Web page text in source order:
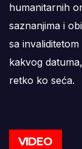
humanitarnih
saznanjima i
sa
kakvog
retko ko seća.
VIDEO